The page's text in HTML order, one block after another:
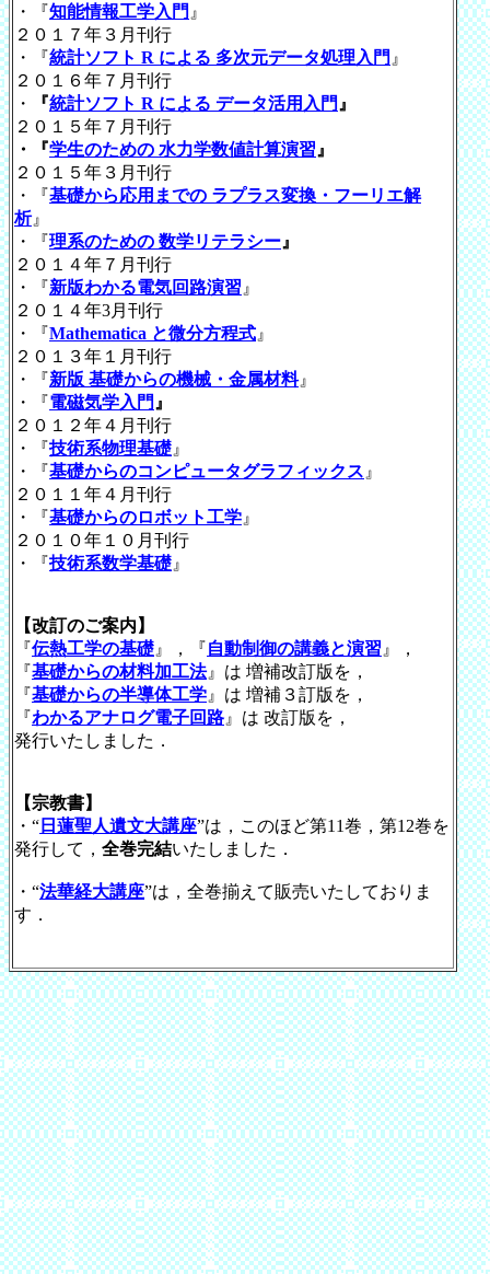
・
『知能情報工学入門 』
２０１７年３月刊行
・
『統計ソフト R による 多次元データ処理入門 』
２０１６年７月刊行
・
『統計ソフト R による データ活用入門』
２０１５年７月刊行
・『学生のための 水力学数値計算演習』
２０１５年３月刊行
・『基礎から応用までの ラプラス変換・フーリエ解
析』
・『理系のための 数学リテラシー』
２０１４年７月刊行
・『新版わかる電気回路演習』
２０１４年3月刊行
・『Mathematica と微分方程式』
２０１３年１月刊行
・『新版 基礎からの機械・金属材料』
・『電磁気学入門』
２０１２年４月刊行
・『技術系物理基礎』
・『基礎からのコンピュータグラフィックス』
２０１１年４月刊行
・『基礎からのロボット工学』
２０１０年１０月刊行
・『技術系数学基礎』
【改訂のご案内】
『伝熱工学の基礎』， 『自動制御の講義と演習』，
『基礎からの材料加工法』 は 増補改訂版を，
『基礎からの半導体工学』 は 増補３訂版を，
『わかるアナログ電子回路』は 改訂版を，
発行いたしました．
【宗教書】
・“ 日蓮聖人遺文大講座”は，このほど第11巻，第12巻を
発行して， 全巻完結いたしました．
・ “法華経大講座”は，全巻揃えて販売いたしておりま
す．